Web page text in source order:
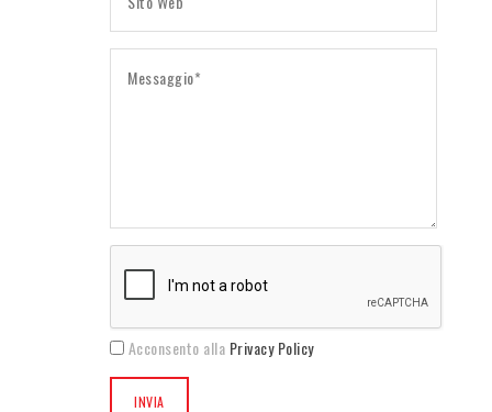
Acconsento alla Privacy Policy